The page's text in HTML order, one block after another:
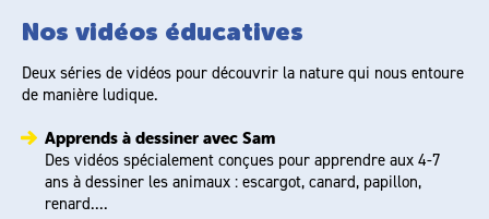
Nos vidéos éducatives
Deux séries de vidéos pour découvrir la nature qui nous entoure
de manière ludique.
Apprends à dessiner avec Sam
Des vidéos spécialement conçues pour apprendre aux 4-7
ans à dessiner les animaux : escargot, canard, papillon,
renard....